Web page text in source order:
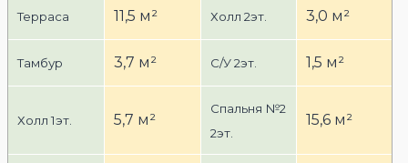
Терраса 11,5 м² Холл 2эт. 3,0 м²
Тамбур 3,7 м² С/У 2эт. 1,5 м²
Холл 1эт. 5,7 м²
Спальня №2
2эт.
15,6 м²